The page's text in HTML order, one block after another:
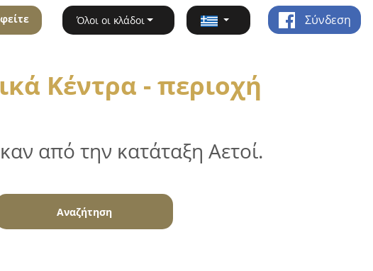
Όλοι οι κλάδοι Σύνδεση
Κέντρα - περιοχή
από την κατάταξη Αετοί.
Αναζήτηση